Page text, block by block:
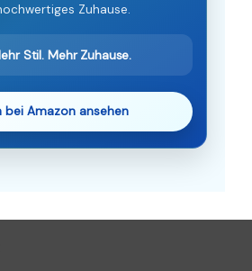
Zuhause.
Stil. Mehr Zuhause.
bei Amazon ansehen